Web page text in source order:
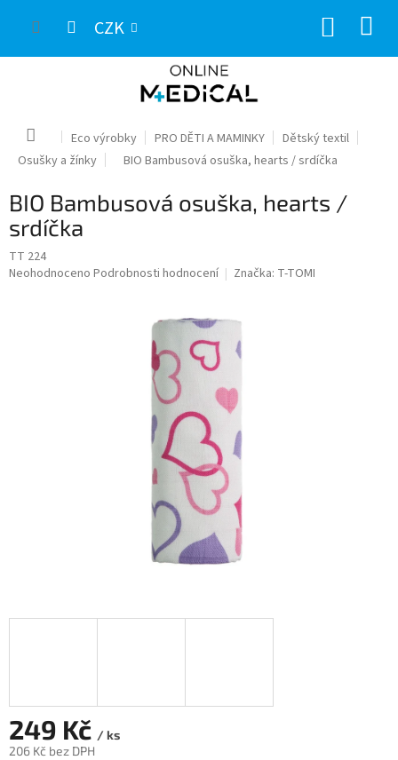
CZK
Domů Eco výrobky PRO DĚTI A MAMINKY
Dětský textil
Osušky a žínky
BIO Bambusová osuška, hearts / srdíčka
BIO Bambusová osuška, hearts /
srdíčka
TT 224
Průměrné
Neohodnoceno Podrobnosti hodnocení Značka: T-TOMI
249 Kč / ks
206 Kč bez DPH